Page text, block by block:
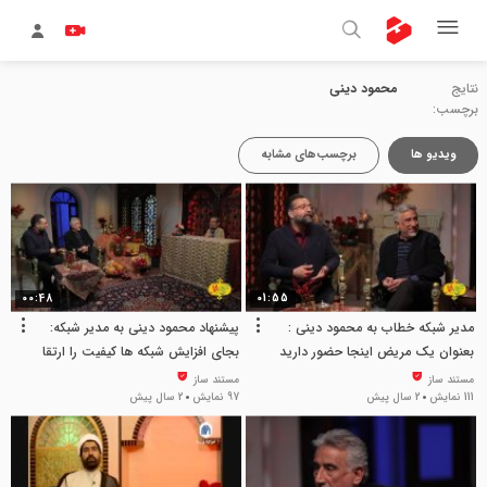
نتایج
برچسب:
محمود دینی
ویدیو ها برچسب‌های مشابه
01:55
مدیر شبکه خطاب به محمود دینی :
بعنوان یک مریض اینجا حضور دارید
مستند ساز
111 نمایش
2 سال پیش
00:48
پیشنهاد محمود دینی به مدیر شبکه:
بجای افزایش شبکه ها کیفیت را ارتقا
دهید
مستند ساز
97 نمایش
2 سال پیش